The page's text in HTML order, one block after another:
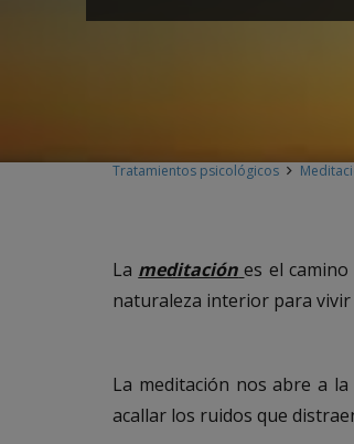
Tratamientos psicológicos
La meditación es el
naturaleza interior para vivir
La meditación nos abre a
acallar los ruidos que